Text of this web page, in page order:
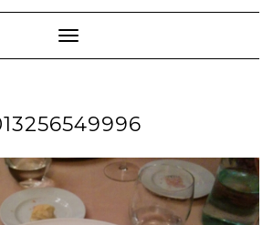
Toggle Navigation